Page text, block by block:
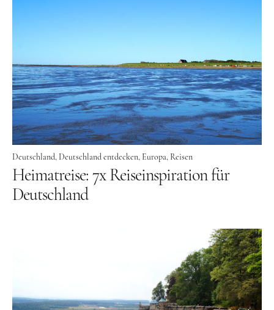
Deutschland Deutschland entdecken Europa Reisen
Heimatreise: 7x Reiseinspiration für
Deutschland